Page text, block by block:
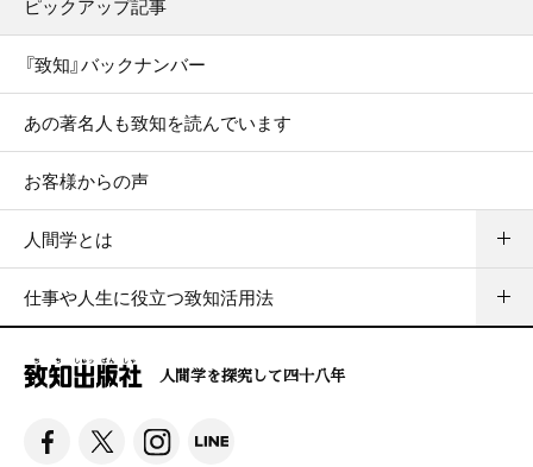
ピックアップ記事
『致知』バックナンバー
あの著名人も致知を読んでいます
お客様からの声
人間学とは
仕事や人生に役立つ致知活用法
人間学を探究して四十八年